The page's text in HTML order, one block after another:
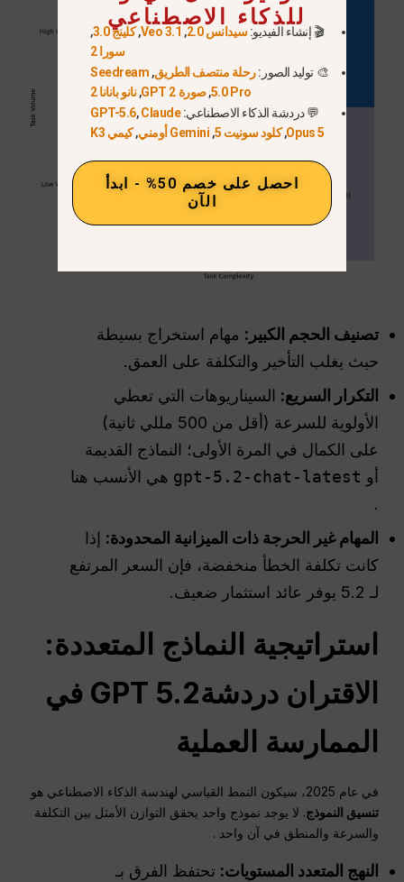
تصنيف الحجم الكبير: مهام استخراج بسيطة
حيث يغلب التأخير والتكلفة على العمق.
التكرار السريع: السيناريوهات التي تعطي
الأولوية للسرعة (أقل من 500 مللي ثانية)
على الكمال في المرة الأولى؛ النماذج القديمة
أو gpt-5.2-chat-latest هي الأنسب هنا
.
المهام غير الحرجة ذات الميزانية المحدودة: إذا
كانت تكلفة الخطأ منخفضة، فإن السعر المرتفع
لـ 5.2 يوفر عائد استثمار ضعيف.
استراتيجية النماذج المتعددة:
الاقتراندردشةGPT
5.2 في
الممارسة العملية
في عام 2025، سيكون النمط القياسي لهندسة الذكاء الاصطناعي هو
تنسيق النموذج. لا يوجد نموذج واحد يحقق التوازن الأمثل بين التكلفة
والسرعة والمنطق في آن واحد .
النهج المتعدد المستويات: تحتفظ الفرق بـ
للذكاء الاصطناعي
🎬 إنشاء الفيديو:سيدانس 2.0 ,
Veo 3.1
,كلينج 3.0
,
سورا 2
🎨 توليد الصور:رحلة منتصف الطريق,
Seedream
5.0 Pro
,صورة GPT 2 ,نانو بانانا 2
💬 دردشة الذكاء الاصطناعي:
GPT-5.6,Claude
Opus 5
,كلود سونيت 5 , Gemini أومني ,كيمي K3
احصل على خصم 50% - ابدأ
الآن